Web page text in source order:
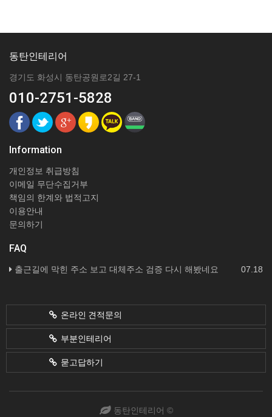
동탄인테리어
경기도 화성시 동탄공원로2길 27-1
010-2751-5828
Information
개인정보 취급방침
이메일 무단수집거부
책임의 한계와 법적고지
이용안내
문의하기
FAQ
07.18
출근길에 막힌 주소 보고 대체주소 검증 다시 해봤네요
온라인 견적문의
부분인테리어
묻고답하기
동탄인테리어 ©